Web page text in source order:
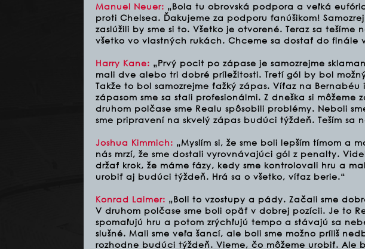
Manuel Neuer: „Bola tu obrovská podpora a veľká
proti Chelsea. Ďakujeme za podporu fanúšikom!
zaslúžili by sme si to. Všetko je otvorené. Teraz sa
všetko vo vlastných rukách. Chceme sa dostať do finále
Harry Kane: „Prvý pocit po zápase je samozrejme
mali dve alebo tri dobré príležitosti. Tretí gól by bol
Takže to bol samozrejme ťažký zápas. Víťaz na
zápasom sme sa stali profesionálmi. Z dneška si
druhom polčase sme Realu spôsobili problémy. Neboli
sme pripravení na skvelý zápas budúci týždeň. Teším sa
Joshua Kimmich: „Myslím si, že sme boli lepším tímom a
nás mrzí, že sme dostali vyrovnávajúci gól z penalty.
držať krok, že máme fázy, kedy sme kontrolovali hru a
urobiť aj budúci týždeň. Hrá sa o všetko, víťaz berie.“
Konrad Laimer: „Boli to vzostupy a pády. Začali sme
V druhom polčase sme boli opäť v dobrej pozícii. Je to
spomaľujú hru a potom zrýchľujú tempo a stávajú sa
slušné. Mali sme veľa šancí, ale boli sme možno príliš
rozhodne budúci týždeň. Vieme, čo môžeme urobiť. Ale